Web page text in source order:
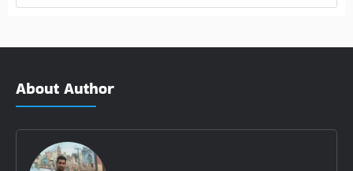
About Author